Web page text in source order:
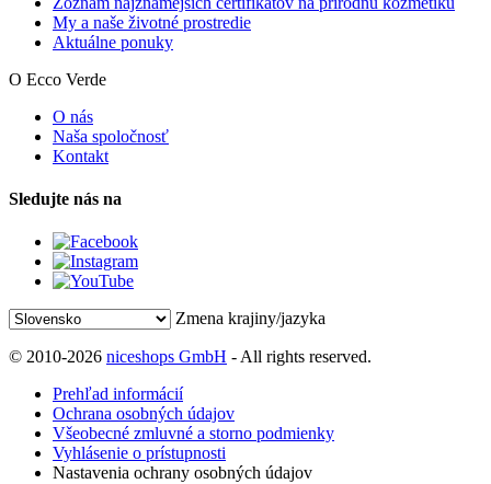
My a naše životné prostredie
Aktuálne ponuky
O Ecco Verde
O nás
Naša spoločnosť
Kontakt
Sledujte nás na
Zmena krajiny/jazyka
© 2010-2026 niceshops GmbH - All rights reserved.
Prehľad informácií
Ochrana osobných údajov
Všeobecné zmluvné a storno podmienky
Vyhlásenie o prístupnosti
Nastavenia ochrany osobných údajov